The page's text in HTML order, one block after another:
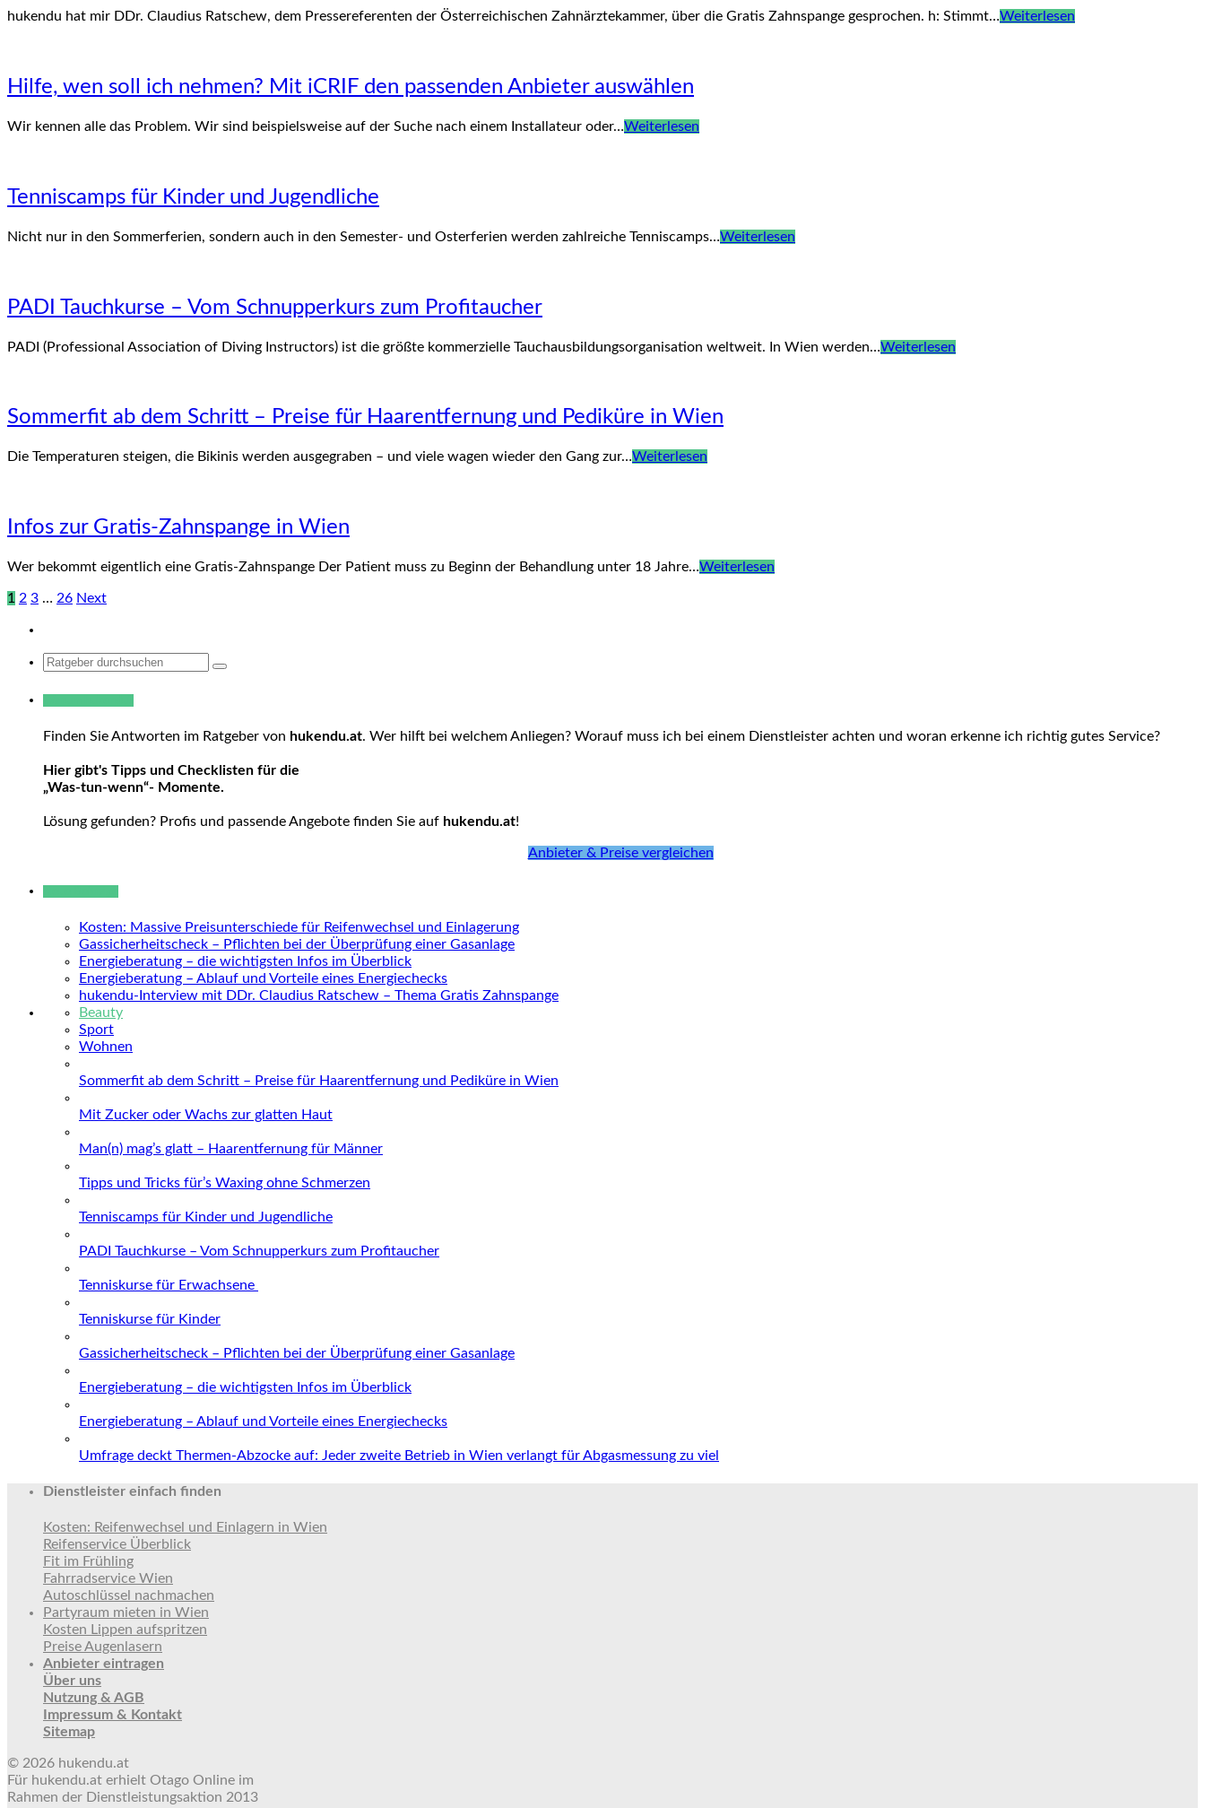
hukendu hat mir DDr. Claudius Ratschew, dem Pressereferenten der Österreichischen Zahnärztekammer, über die Gratis Zahnspange gesprochen. h: Stimmt…Weiterlesen
Hilfe, wen soll ich nehmen? Mit iCRIF den passenden Anbieter auswählen
Wir kennen alle das Problem. Wir sind beispielsweise auf der Suche nach einem Installateur oder…Weiterlesen
Tenniscamps für Kinder und Jugendliche
Nicht nur in den Sommerferien, sondern auch in den Semester- und Osterferien werden zahlreiche Tenniscamps…Weiterlesen
PADI Tauchkurse – Vom Schnupperkurs zum Profitaucher
PADI (Professional Association of Diving Instructors) ist die größte kommerzielle Tauchausbildungsorganisation weltweit. In Wien werden…Weiterlesen
Sommerfit ab dem Schritt – Preise für Haarentfernung und Pediküre in Wien
Die Temperaturen steigen, die Bikinis werden ausgegraben – und viele wagen wieder den Gang zur…Weiterlesen
Infos zur Gratis-Zahnspange in Wien
Wer bekommt eigentlich eine Gratis-Zahnspange Der Patient muss zu Beginn der Behandlung unter 18 Jahre…Weiterlesen
1 2 3 … 26 Next
Search
Finden Sie Antworten im Ratgeber von hukendu.at. Wer hilft bei welchem Anliegen? Worauf muss ich bei einem Dienstleister achten und woran erkenne ich richtig gutes Service?
Hier gibt's Tipps und Checklisten für die
„Was-tun-wenn“- Momente.
Lösung gefunden? Profis und passende Angebote finden Sie auf hukendu.at!
Anbieter & Preise vergleichen
Kosten: Massive Preisunterschiede für Reifenwechsel und Einlagerung
Gassicherheitscheck – Pflichten bei der Überprüfung einer Gasanlage
Energieberatung – die wichtigsten Infos im Überblick
Energieberatung – Ablauf und Vorteile eines Energiechecks
hukendu-Interview mit DDr. Claudius Ratschew – Thema Gratis Zahnspange
Beauty
Sport
Wohnen
Sommerfit ab dem Schritt – Preise für Haarentfernung und Pediküre in Wien
Mit Zucker oder Wachs zur glatten Haut
Man(n) mag’s glatt – Haarentfernung für Männer
Tipps und Tricks für’s Waxing ohne Schmerzen
Tenniscamps für Kinder und Jugendliche
PADI Tauchkurse – Vom Schnupperkurs zum Profitaucher
Tenniskurse für Erwachsene
Tenniskurse für Kinder
Gassicherheitscheck – Pflichten bei der Überprüfung einer Gasanlage
Energieberatung – die wichtigsten Infos im Überblick
Energieberatung – Ablauf und Vorteile eines Energiechecks
Umfrage deckt Thermen-Abzocke auf: Jeder zweite Betrieb in Wien verlangt für Abgasmessung zu viel
Dienstleister einfach finden
Kosten: Reifenwechsel und Einlagern in Wien
Reifenservice Überblick
Fit im Frühling
Fahrradservice Wien
Autoschlüssel nachmachen
Partyraum mieten in Wien
Kosten Lippen aufspritzen
Preise Augenlasern
Anbieter eintragen
Über uns
Nutzung & AGB
Impressum & Kontakt
Sitemap
© 2026 hukendu.at
Für hukendu.at erhielt Otago Online im
Rahmen der Dienstleistungsaktion 2013